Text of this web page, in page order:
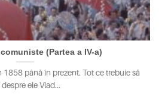
(Partea a IV-a)
până în prezent. Tot ce trebuie să
despre ele Vlad...